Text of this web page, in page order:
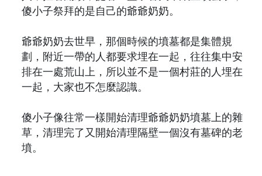
傻小子祭拜的是自己的爺爺奶奶。
爺爺奶奶去世早，那個時候的墳墓都是集體規
劃，附近一帶的人都要求埋在一起，往往集中安
排在一處荒山上，所以並不是一個村莊的人埋在
一起，大家也不怎麼認識。
傻小子像往常一樣開始清理爺爺奶奶墳墓上的雜
草，清理完了又開始清理隔壁一個沒有墓碑的老
墳。